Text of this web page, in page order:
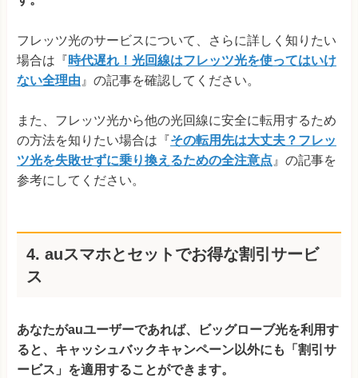
フレッツ光のサービスについて、さらに詳しく知りたい
場合は『時代遅れ！光回線はフレッツ光を使ってはいけ
ない全理由 』の記事を確認してください。
また、フレッツ光から他の光回線に安全に転用するため
の方法を知りたい場合は『その転用先は大丈夫？フレッ
ツ光を失敗せずに乗り換えるための全注意点 』の記事を
参考にしてください。
4. auスマホとセットでお得な割引サービ
ス
あなたがauユーザーであれば、ビッグローブ光を利用す
ると、キャッシュバックキャンペーン以外にも「割引サ
ービス」を適用することができます。